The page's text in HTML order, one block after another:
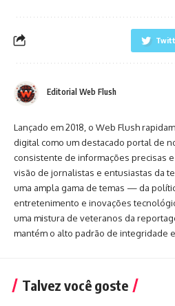
Editorial Web Flush
Lançado em 2018, o Web Flush
digital como um destacado portal de
consistente de informações precisas
visão de jornalistas e entusiastas da
uma ampla gama de temas — da
entretenimento e inovações
uma mistura de veteranos da
mantém o alto padrão de integridade
Talvez você goste